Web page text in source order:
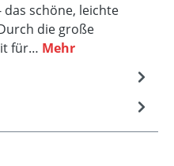
das schöne, leichte
die große
für… Mehr